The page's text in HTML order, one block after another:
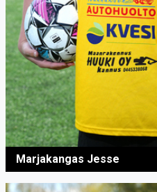
Marjakangas Jesse